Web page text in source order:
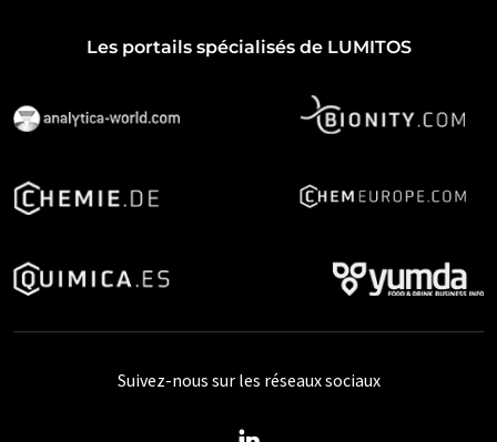
Les portails spécialisés de LUMITOS
Suivez-nous sur les réseaux sociaux